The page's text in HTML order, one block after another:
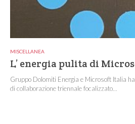
MISCELLANEA
L’ energia pulita di
Gruppo Dolomiti Energia e Microsoft Italia
di collaborazione triennale focalizzato...